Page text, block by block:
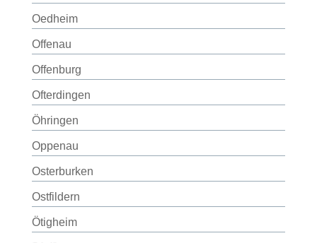
Oedheim
Offenau
Offenburg
Ofterdingen
Öhringen
Oppenau
Osterburken
Ostfildern
Ötigheim